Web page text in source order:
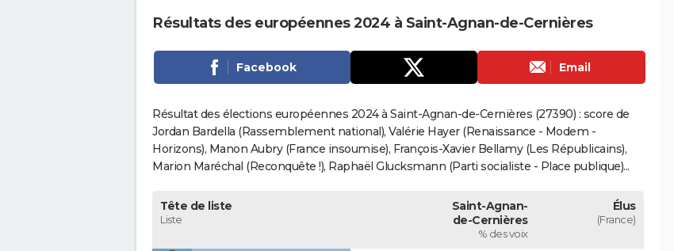
Résultats des européennes 2024 à Saint-Agnan-de-Cernières
Facebook Email
Résultat des élections européennes 2024 à Saint-Agnan-de-Cernières (27390) : score de
Jordan Bardella (Rassemblement national), Valérie Hayer (Renaissance - Modem -
Horizons), Manon Aubry (France insoumise), François-Xavier Bellamy (Les Républicains),
Marion Maréchal (Reconquête !), Raphaël Glucksmann (Parti socialiste - Place publique)...
Tête de liste
Liste
Saint-Agnan-
de-Cernières
% des voix
Élus
(France)